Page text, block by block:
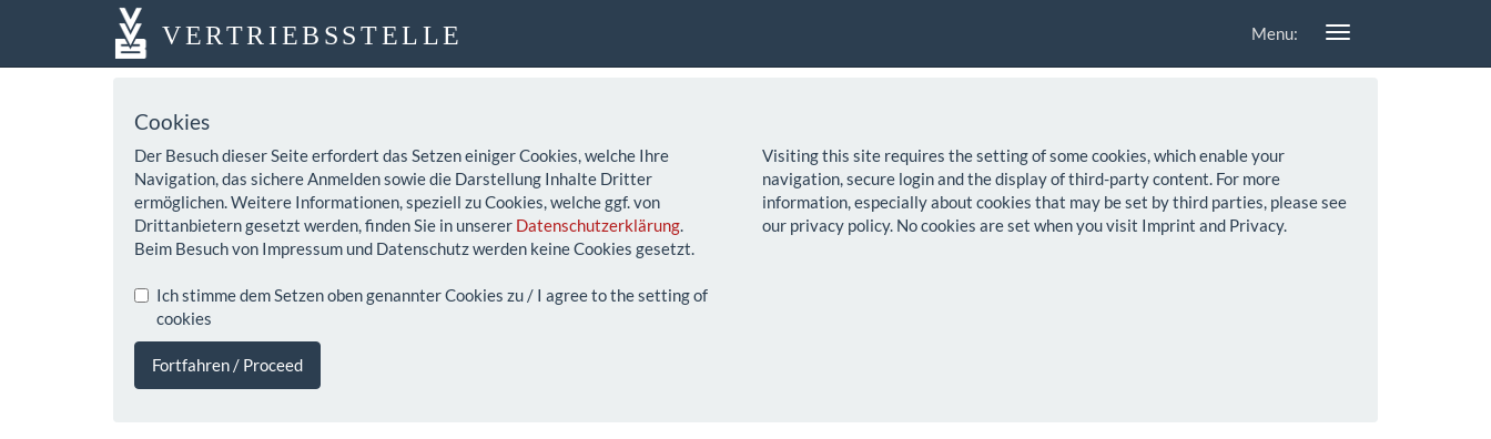
VERTRIEBSSTELLE Menu:
Cookies
Der Besuch dieser Seite erfordert das Setzen einiger Cookies, welche Ihre
Navigation, das sichere Anmelden sowie die Darstellung Inhalte Dritter
ermöglichen. Weitere Informationen, speziell zu Cookies, welche ggf. von
Drittanbietern gesetzt werden, finden Sie in unserer Datenschutzerklärung.
Beim Besuch von Impressum und Datenschutz werden keine Cookies gesetzt.
Ich stimme dem Setzen oben genannter Cookies zu / I agree to the setting of
cookies
Fortfahren / Proceed
Visiting this site requires the setting of some cookies, which enable your
navigation, secure login and the display of third-party content. For more
information, especially about cookies that may be set by third parties, please see
our privacy policy. No cookies are set when you visit Imprint and Privacy.